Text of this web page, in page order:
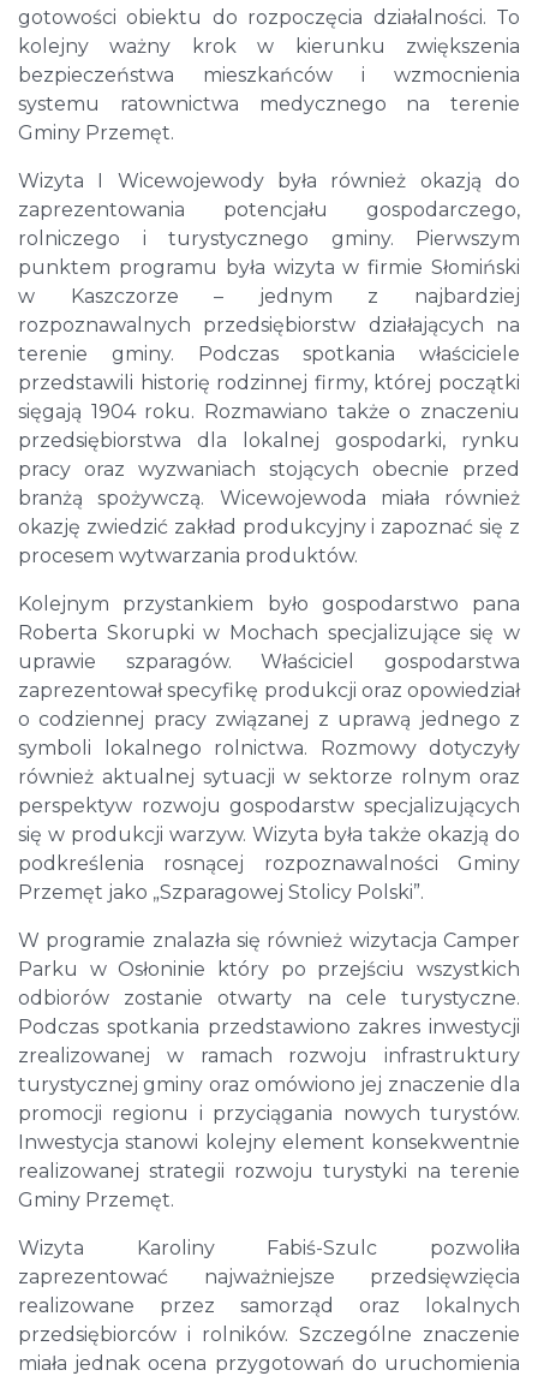
gotowości obiektu do rozpoczęcia działalności. To
kolejny ważny krok w kierunku zwiększenia
bezpieczeństwa mieszkańców i wzmocnienia
systemu ratownictwa medycznego na terenie
Gminy Przemęt.
Wizyta I Wicewojewody była również okazją do
zaprezentowania potencjału gospodarczego,
rolniczego i turystycznego gminy. Pierwszym
punktem programu była wizyta w firmie Słomiński
w Kaszczorze – jednym z najbardziej
rozpoznawalnych przedsiębiorstw działających na
terenie gminy. Podczas spotkania właściciele
przedstawili historię rodzinnej firmy, której początki
sięgają 1904 roku. Rozmawiano także o znaczeniu
przedsiębiorstwa dla lokalnej gospodarki, rynku
pracy oraz wyzwaniach stojących obecnie przed
branżą spożywczą. Wicewojewoda miała również
okazję zwiedzić zakład produkcyjny i zapoznać się z
procesem wytwarzania produktów.
Kolejnym przystankiem było gospodarstwo pana
Roberta Skorupki w Mochach specjalizujące się w
uprawie szparagów. Właściciel gospodarstwa
zaprezentował specyfikę produkcji oraz opowiedział
o codziennej pracy związanej z uprawą jednego z
symboli lokalnego rolnictwa. Rozmowy dotyczyły
również aktualnej sytuacji w sektorze rolnym oraz
perspektyw rozwoju gospodarstw specjalizujących
się w produkcji warzyw. Wizyta była także okazją do
podkreślenia rosnącej rozpoznawalności Gminy
Przemęt jako „Szparagowej Stolicy Polski”.
W programie znalazła się również wizytacja Camper
Parku w Osłoninie który po przejściu wszystkich
odbiorów zostanie otwarty na cele turystyczne.
Podczas spotkania przedstawiono zakres inwestycji
zrealizowanej w ramach rozwoju infrastruktury
turystycznej gminy oraz omówiono jej znaczenie dla
promocji regionu i przyciągania nowych turystów.
Inwestycja stanowi kolejny element konsekwentnie
realizowanej strategii rozwoju turystyki na terenie
Gminy Przemęt.
Wizyta Karoliny Fabiś-Szulc pozwoliła
zaprezentować najważniejsze przedsięwzięcia
realizowane przez samorząd oraz lokalnych
przedsiębiorców i rolników. Szczególne znaczenie
miała jednak ocena przygotowań do uruchomienia